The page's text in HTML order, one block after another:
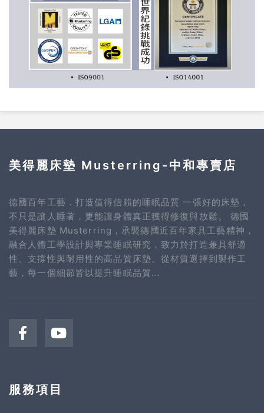
美得麗床墊 Musterring-中和專賣店
德國百年工藝．打造值得信賴的睡眠品質 一張好的床墊，
不只是讓人睡著，更能讓身體真正獲得修復與放鬆。 德國
美得麗床墊 Musterring，承襲德國近百年家具工藝精神，
融合人體工學設計與專業睡眠研究，致力於打造兼具舒適
性、支撐性與耐用性的高品質床墊。從材質選擇到製作工
藝，每一個細節皆以提升睡眠品質...
服務項目